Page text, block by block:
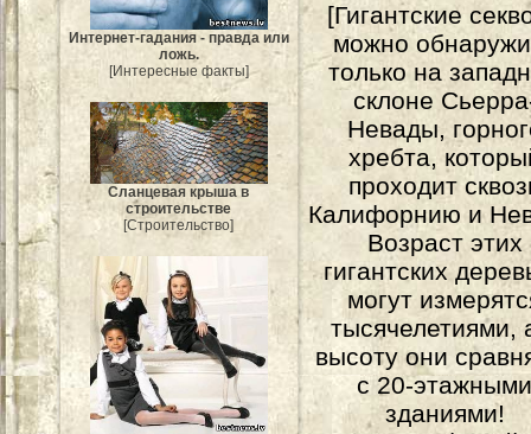
Интернет-гадания - правда или
ложь.
[Интересные факты]
Сланцевая крыша в
строительстве
[Строительство]
[Гигантские
можно
только на
склоне
Невады,
хребта,
проходит
Калифорнию и
Возраст этих
гигантских
могут
тысячелетиями,
высоту они
с 20-
зданиями!